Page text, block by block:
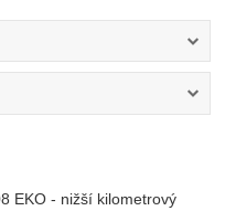
EKO - nižší kilometrový